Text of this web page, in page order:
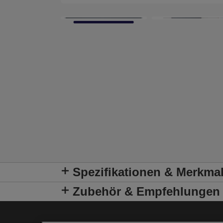
Spezifikationen &
Zubehör & Empfehlungen